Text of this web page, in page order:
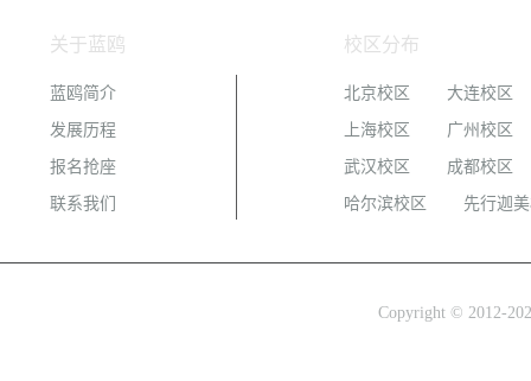
关于蓝鸥
蓝鸥简介
发展历程
报名抢座
联系我们
校区分布
北京校区 大连校区
上海校区 广州校区
武汉校区 成都校区
哈尔滨校区 先行迦
Copyright © 2012-